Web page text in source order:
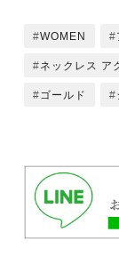
WOMEN
ネックレス ア
ゴールド